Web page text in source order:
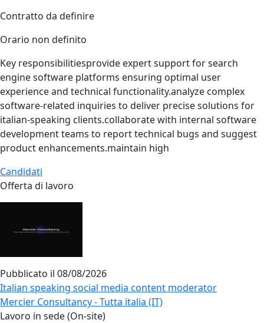
Contratto da definire
Orario non definito
Key responsibilitiesprovide expert support for search
engine software platforms ensuring optimal user
experience and technical functionality.analyze complex
software‑related inquiries to deliver precise solutions for
italian‑speaking clients.collaborate with internal software
development teams to report technical bugs and suggest
product enhancements.maintain high
Candidati
Offerta di lavoro
Pubblicato il 08/08/2026
Italian speaking social media content moderator
Mercier Consultancy - Tutta italia (IT)
Lavoro in sede (On-site)